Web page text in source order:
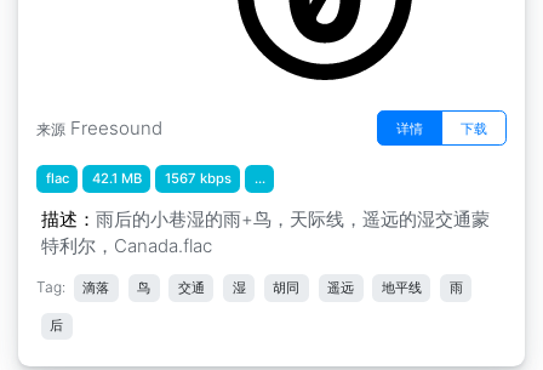
来源 Freesound 详情 下载
flac 42.1 MB 1567 kbps ...
描述： 雨后的小巷湿的雨+鸟，天际线，遥远的湿交通蒙
特利尔，Canada.flac
Tag: 滴落 鸟 交通 湿 胡同 遥远 地平线 雨
后